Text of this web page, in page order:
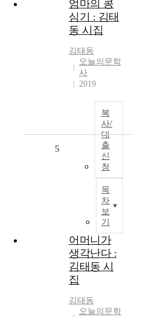
엄마의 콩
심기 : 김태
동 시집
김태동
오늘의문학
사
2019
복
사/
대
출
신
청
목
차
보
기
5
어머니가
생각난다 :
김태동 시
집
김태동
오늘의문학